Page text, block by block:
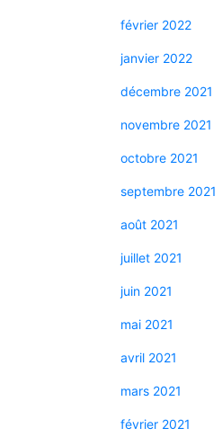
février 2022
janvier 2022
décembre 2021
novembre 2021
octobre 2021
septembre 2021
août 2021
juillet 2021
juin 2021
mai 2021
avril 2021
mars 2021
février 2021